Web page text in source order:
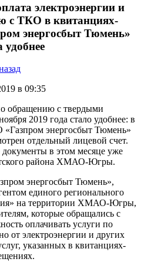
электроэнергии и
с ТКО в квитанциях-
энергосбыт Тюмень»
удобнее
в 09:35
обращению с твердыми
2019 года стало удобнее: в
энергосбыт Тюмень»
отдельный лицевой счет.
в этом месяце уже
района ХМАО-Югры.
энергосбыт Тюмень»,
единого регионального
на территории ХМАО-Югры,
которые обращались с
оплачивать услуги по
от электроэнергии и других
указанных в квитанциях-